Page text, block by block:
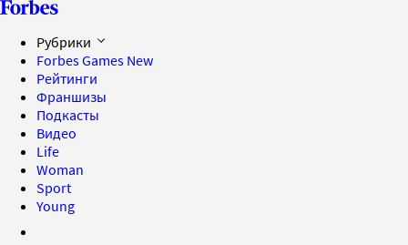
Рубрики
Forbes Games New
Рейтинги
Франшизы
Подкасты
Видео
Life
Woman
Sport
Young